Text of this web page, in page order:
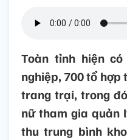
Toàn tỉnh hiện
nghiệp, 700 tổ hợp
trang trại, trong
nữ tham gia quản
thu trung bình